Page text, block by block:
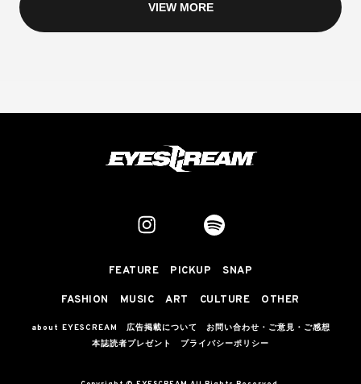
VIEW MORE
FEATURE PICKUP SNAP
FASHION MUSIC ART CULTURE OTHER
about EYESCREAM 広告掲載について
お問い合わせ・ご意見・ご感想
本誌読者プレゼント
プライバシーポリシー